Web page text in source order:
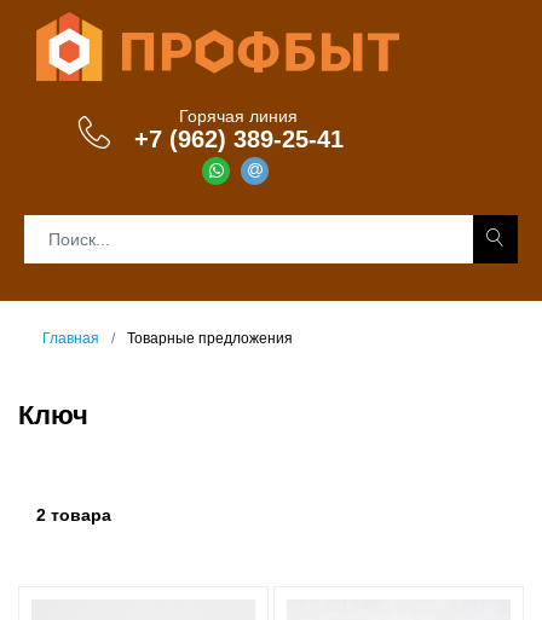
Горячая линия
+7 (962) 389-25-41
Главная Товарные предложения
Ключ
2 товара